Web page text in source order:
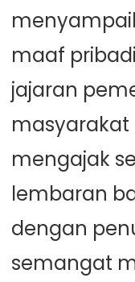
maaf
jajaran
masyarakat
mengajak
lembaran
dengan
semangat